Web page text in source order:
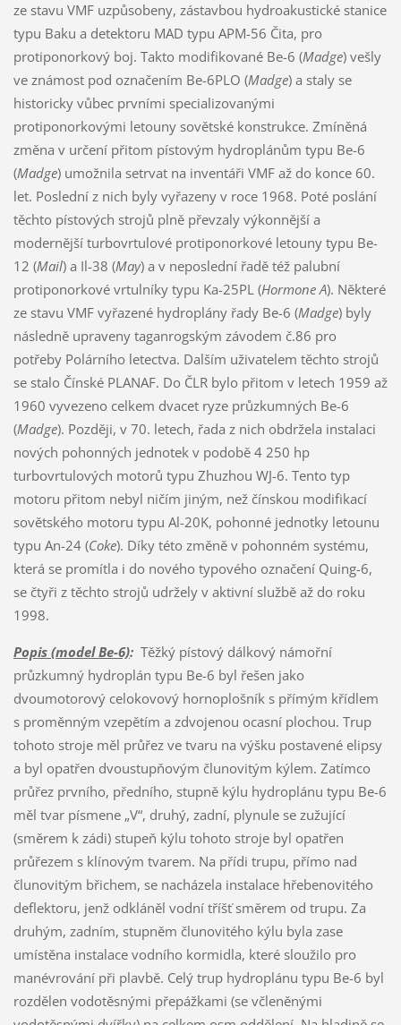
ze stavu VMF uzpůsobeny, zástavbou hydroakustické stanice
typu Baku a detektoru MAD typu APM-56 Čita, pro
protiponorkový boj. Takto modifikované Be-6 (Madge) vešly
ve známost pod označením Be-6PLO (Madge) a staly se
historicky vůbec prvními specializovanými
protiponorkovými letouny sovětské konstrukce. Zmíněná
změna v určení přitom pístovým hydroplánům typu Be-6
(Madge) umožnila setrvat na inventáři VMF až do konce 60.
let. Poslední z nich byly vyřazeny v roce 1968. Poté poslání
těchto pístových strojů plně převzaly výkonnější a
modernější turbovrtulové protiponorkové letouny typu Be-
12 (Mail) a Il-38 (May) a v neposlední řadě též palubní
protiponorkové vrtulníky typu Ka-25PL (Hormone A). Některé
ze stavu VMF vyřazené hydroplány řady Be-6 (Madge) byly
následně upraveny taganrogským závodem č.86 pro
potřeby Polárního letectva. Dalším uživatelem těchto strojů
se stalo Čínské PLANAF. Do ČLR bylo přitom v letech 1959 až
1960 vyvezeno celkem dvacet ryze průzkumných Be-6
(Madge). Později, v 70. letech, řada z nich obdržela instalaci
nových pohonných jednotek v podobě 4 250 hp
turbovrtulových motorů typu Zhuzhou WJ-6. Tento typ
motoru přitom nebyl ničím jiným, než čínskou modifikací
sovětského motoru typu Al-20K, pohonné jednotky letounu
typu An-24 (Coke). Díky této změně v pohonném systému,
která se promítla i do nového typového označení Quing-6,
se čtyři z těchto strojů udržely v aktivní službě až do roku
1998.
Popis (model Be-6):Těžký pístový dálkový námořní
průzkumný hydroplán typu Be-6 byl řešen jako
dvoumotorový celokovový hornoplošník s přímým křídlem
s proměnným vzepětím a zdvojenou ocasní plochou. Trup
tohoto stroje měl průřez ve tvaru na výšku postavené elipsy
a byl opatřen dvoustupňovým člunovitým kýlem. Zatímco
průřez prvního, předního, stupně kýlu hydroplánu typu Be-6
měl tvar písmene „V“, druhý, zadní, plynule se zužující
(směrem k zádi) stupeň kýlu tohoto stroje byl opatřen
průřezem s klínovým tvarem. Na přídi trupu, přímo nad
člunovitým břichem, se nacházela instalace hřebenovitého
deflektoru, jenž odkláněl vodní tříšť směrem od trupu. Za
druhým, zadním, stupněm člunovitého kýlu byla zase
umístěna instalace vodního kormidla, které sloužilo pro
manévrování při plavbě. Celý trup hydroplánu typu Be-6 byl
rozdělen vodotěsnými přepážkami (se včleněnými